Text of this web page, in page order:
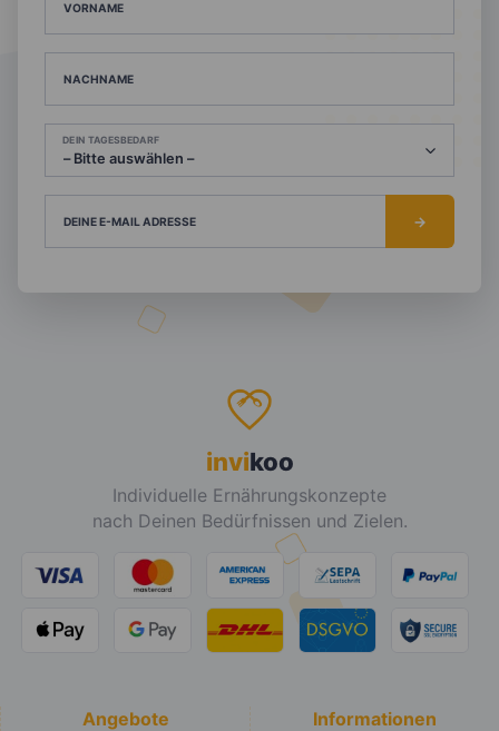
VORNAME
NACHNAME
DEIN TAGESBEDARF
DEINE E-MAIL ADRESSE
invikoo
Individuelle Ernährungskonzepte
nach Deinen Bedürfnissen und Zielen.
Angebote
Informationen